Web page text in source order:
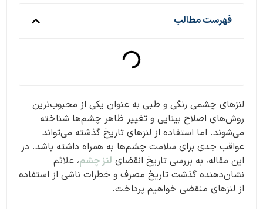
لنزهای چشمی رنگی و طبی به عنوان یکی از محبوب‌ترین
روش‌های اصلاح بینایی و تغییر ظاهر چشم‌ها شناخته
می‌شوند. اما استفاده از لنزهای تاریخ گذشته می‌تواند
عواقب جدی برای سلامت چشم‌ها به همراه داشته باشد. در
این مقاله، به بررسی تاریخ انقضای لنز چشم، علائم
نشان‌دهنده گذشت تاریخ مصرف و خطرات ناشی از استفاده
از لنزهای منقضی خواهیم پرداخت.
فهرست مطالب